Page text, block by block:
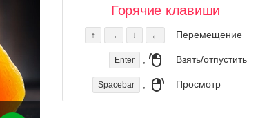
Горячие клавиши
↑ → ↓ ← Перемещение
Enter , Взять/отпустить
Spacebar , Просмотр